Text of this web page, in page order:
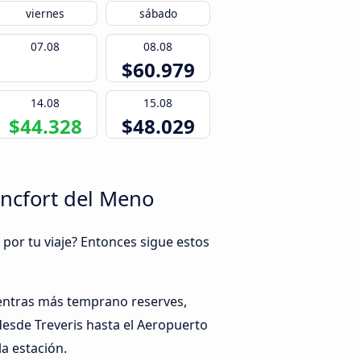
viernes sábado
07.08 08.08
$60.979
14.08
$44.328
15.08
$48.029
del Meno
tu viaje? Entonces sigue estos
más temprano reserves,
Treveris hasta el Aeropuerto
estación.